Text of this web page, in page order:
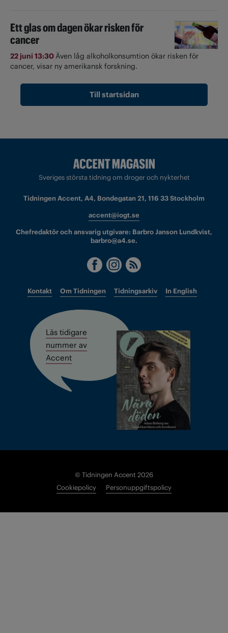
Ett glas om dagen ökar risken för
cancer
22 juni 13:30Även låg alkoholkonsumtion ökar risken för
cancer, visar ny amerikansk forskning.
Till startsidan
Sveriges största tidning om droger och nykterhet
Tidningen Accent, A4, Bondegatan 21, 116 33 Stockholm
accent@iogt.se
Chefredaktör och ansvarig utgivare: Barbro Janson Lundkvist,
barbro@a4.se.
Kontakt Om Tidningen Tidningsarkiv In English
Läs tidigare
nummer av
Accent
© Tidningen Accent 2026
Cookiepolicy
Personuppgiftspolicy